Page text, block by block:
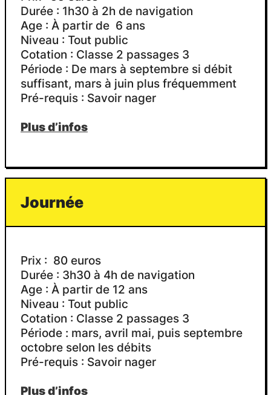
proposées aux volontaires !
Venez découvrir nos cours d’eau dans
un cadre naturel magique.
Petit dernier arrivé récemment :
Un mini-raft !
Deux types d’utilisation pour ce bateau :
Je peux vous laisser la gestion
complète de l’embarcation, vous le
barrez et descendez le Var en
autonomie et je vous encadre depuis
bateau hyper-maniable peut accueillir 2
à 3 adultes. Il faudra alors bien choisir
sa ligne et bien se coordonner pour
mener à bien votre aventure aquatique.
accueillir sur ce bateau 3 à 4 enfants
(idéal pour un anniversaire !).
Durée : 1h30 à 2h de navigation
Age : À partir de 6 ans
Niveau : Tout public
Cotation : Classe 2 passages 3
Période : De mars à septembre si débit
suffisant, mars à juin plus fréquemment
Pré-requis : Savoir nager
Plus d’infos
Journée
Prix : 80 euros
Durée : 3h30 à 4h de navigation
Age : À partir de 12 ans
Niveau : Tout public
Cotation : Classe 2 passages 3
Période : mars, avril mai, puis septembre
octobre selon les débits
Pré-requis : Savoir nager
Plus d’infos